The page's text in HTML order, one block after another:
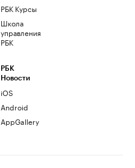
РБК Курсы
Школа
управления
РБК
РБК
Новости
iOS
Android
AppGallery